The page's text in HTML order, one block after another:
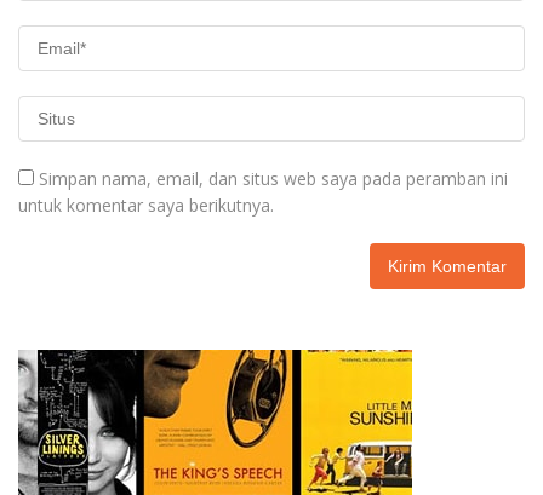
Simpan nama, email, dan situs web saya pada peramban ini
untuk komentar saya berikutnya.